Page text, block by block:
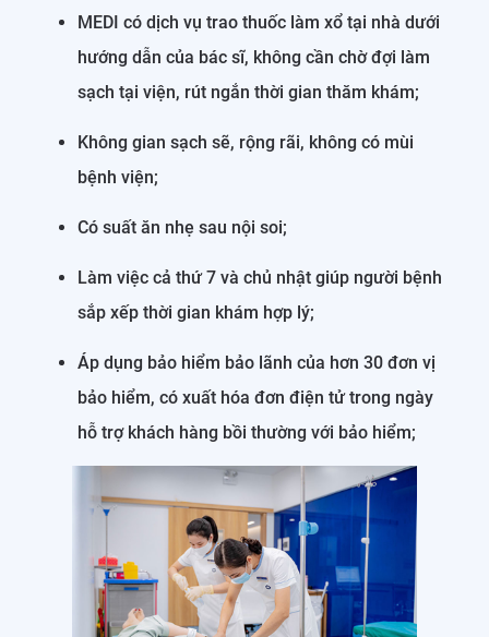
MEDI có dịch vụ trao thuốc làm xổ tại nhà dưới
hướng dẫn của bác sĩ, không cần chờ đợi làm
sạch tại viện, rút ngắn thời gian thăm khám;
Không gian sạch sẽ, rộng rãi, không có mùi
bệnh viện;
Có suất ăn nhẹ sau nội soi;
Làm việc cả thứ 7 và chủ nhật giúp người bệnh
sắp xếp thời gian khám hợp lý;
Áp dụng bảo hiểm bảo lãnh của hơn 30 đơn vị
bảo hiểm, có xuất hóa đơn điện tử trong ngày
hỗ trợ khách hàng bồi thường với bảo hiểm;